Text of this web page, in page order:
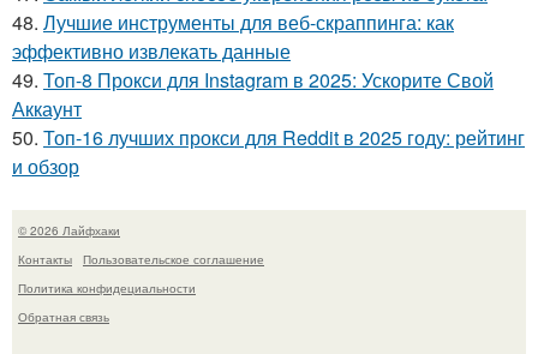
48. Лучшие инструменты для веб-скраппинга: как
эффективно извлекать данные
49. Топ-8 Прокси для Instagram в 2025: Ускорите Свой
Аккаунт
50. Топ-16 лучших прокси для Reddit в 2025 году: рейтинг
и обзор
© 2026 Лайфхаки
Контакты
Пользовательское соглашение
Политика конфидециальности
Обратная связь